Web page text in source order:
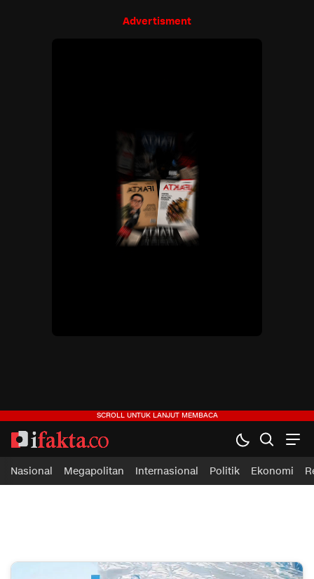
Advertisment
Nasional Megapolitan Internasional Politik Ekonomi